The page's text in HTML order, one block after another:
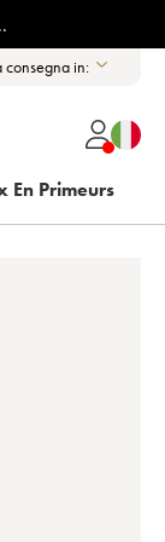
consegna in:
En Primeurs